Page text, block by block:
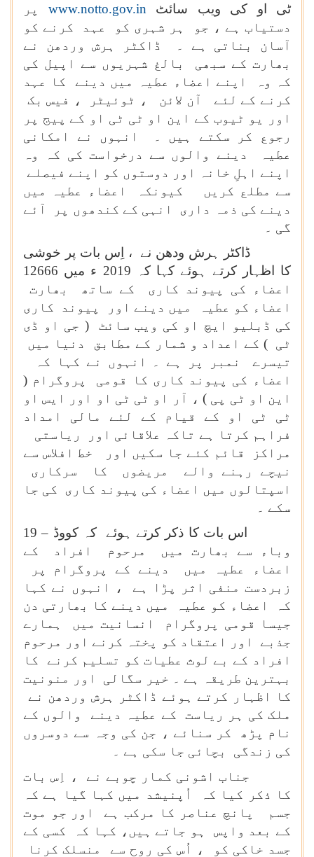
ٹی او کی ویب سائٹ www.notto.gov.in پر
دستیاب ہے ، جو ہر شہری کو عہد کرنے کو
آسان بناتی ہے ۔ ڈاکٹر ہرش وردھن نے
بھارت کے سبھی بالغ شہریوں سے اپیل کی
کہ وہ اپنے اعضاء عطیہ میں دینے کا عہد
کرنے کے لئے آن لائن ، ٹوئیٹر ، فیس بک
اور یو ٹیوب کے این او ٹی ٹی او کے پیج پر
رجوع کر سکتے ہیں ۔ انہوں نے امکانی
عطیہ دینے والوں سے درخواست کی کہ وہ
اپنے اہلِ خانہ اور دوستوں کو اپنے فیصلے
سے مطلع کریں کیونکہ اعضاء عطیہ میں
دینے کی ذمہ داری انہی کے کندھوں پر آئے
گی ۔
ڈاکٹر ہرش ودھن نے ، اِس بات پر خوشی
کا اظہار کرتے ہوئے کہا کہ 2019 ء میں 12666
اعضاء کی پیوند کاری کے ساتھ بھارت
اعضاء کو عطیہ میں دینے اور پیوند کاری
کی ڈبلیو ایچ او کی ویب سائٹ ( جی او ڈی
ٹی ) کے اعداد و شمار کے مطابق دنیا میں
تیسرے نمبر پر ہے ۔ انہوں نے کہا کہ
اعضاء کی پیوند کاری کا قومی پروگرام (
این او ٹی پی ) ، آر او ٹی ٹی او اور ایس او
ٹی ٹی او کے قیام کے لئے مالی امداد
فراہم کرتا ہے تاکہ علاقائی اور ریاستی
مراکز قائم کئے جا سکیں اور خط افلاس سے
نیچے رہنے والے مریضوں کا سرکاری
اسپتالوں میں اعضاء کی پیوند کاری کی جا
سکے ۔
اس بات کا ذکر کرتے ہوئے کہ کووڈ – 19
وباء سے بھارت میں مرحوم افراد کے
اعضاء عطیہ میں دینے کے پروگرام پر
زبردست منفی اثر پڑا ہے ، انہوں نے کہا
کہ اعضاء کو عطیہ میں دینے کا بھارتی دن
جیسا قومی پروگرام انسانیت میں ہمارے
جذبے اور اعتقاد کو پختہ کرنے اور مرحوم
افراد کے بے لوث عطیات کو تسلیم کرنے کا
بہترین طریقہ ہے ۔ خیر سگالی اور منونیت
کا اظہار کرتے ہوئے ڈاکٹر ہرش وردھن نے
ملک کی ہر ریاست کے عطیہ دینے والوں کے
نام پڑھ کر سنائے ، جن کی وجہ سے دوسروں
کی زندگی بچائی جا سکی ہے ۔
جناب اشونی کمار چوبے نے ، اِس بات
کا ذکر کیا کہ اُپنیشد میں کہا گیا ہے کہ
جسم پانچ عناصر کا مرکب ہے اور جو موت
کے بعد واپس ہو جاتے ہیں، کہا کہ کسی کے
جسد خاکی کو ، اُس کی روح سے منسلک کرنا